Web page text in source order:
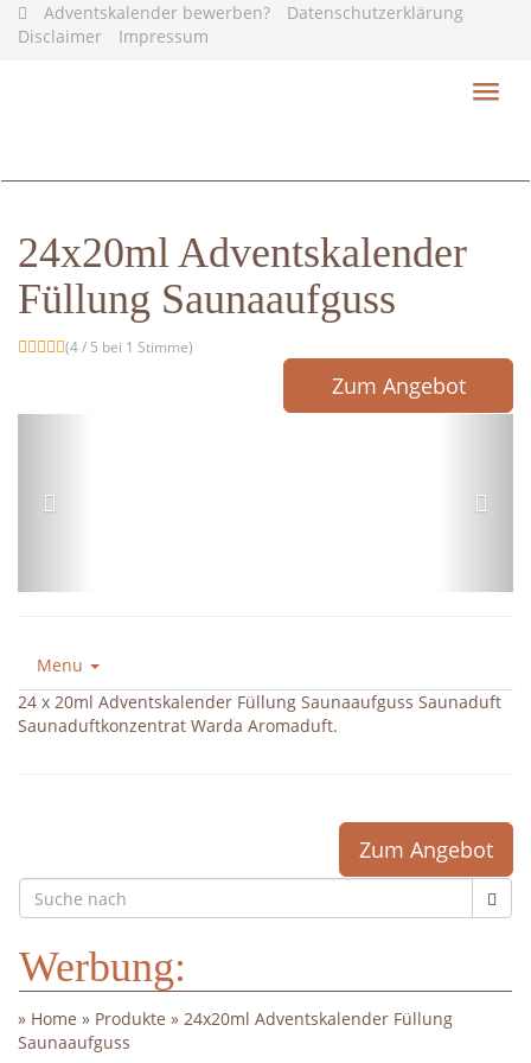
Skip
Adventskalender bewerben?
Datenschutzerklärung
Disclaimer
Impressum
24x20ml Adventskalender
Füllung Saunaaufguss
(4 / 5 bei 1 Stimme)
Zum Angebot
Menu
24 x 20ml Adventskalender Füllung Saunaaufguss Saunaduft
Saunaduftkonzentrat Warda Aromaduft.
Zum Angebot
Werbung:
» Home » Produkte » 24x20ml Adventskalender Füllung
Saunaaufguss